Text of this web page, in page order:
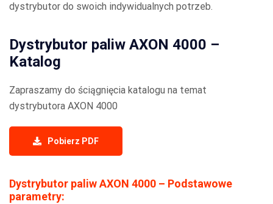
dystrybutor do swoich indywidualnych potrzeb.
Dystrybutor paliw AXON 4000 –
Katalog
Zapraszamy do ściągnięcia katalogu na temat
dystrybutora AXON 4000
Pobierz PDF
Dystrybutor paliw AXON 4000 – Podstawowe
parametry: